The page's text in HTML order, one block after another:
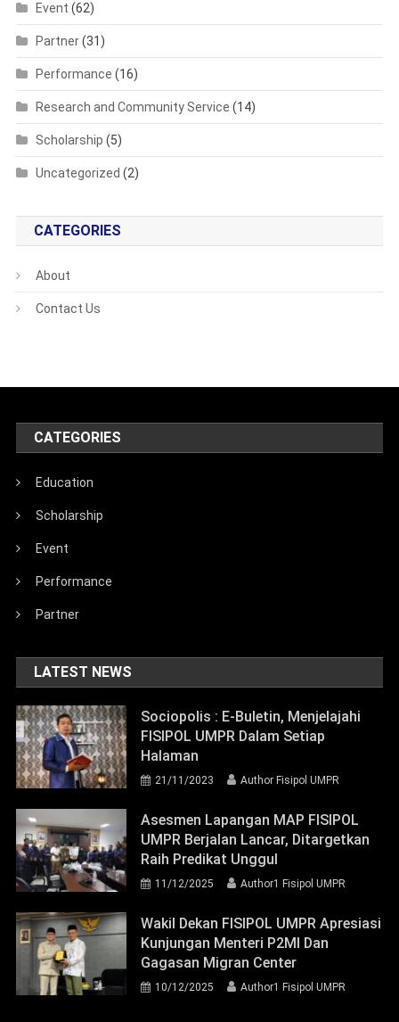
Event (62)
Partner(31)
Performance (16)
Research and Community Service (14)
Scholarship (5)
Uncategorized (2)
CATEGORIES
About
Contact Us
CATEGORIES
Education
Scholarship
Event
Performance
Partner
LATEST NEWS
Sociopolis : E-Buletin, Menjelajahi
FISIPOL UMPR Dalam Setiap
Halaman
21/11/2023 Author Fisipol UMPR
Asesmen Lapangan MAP FISIPOL
UMPR Berjalan Lancar, Ditargetkan
Raih Predikat Unggul
11/12/2025 Author1 Fisipol UMPR
Wakil Dekan FISIPOL UMPR Apresiasi
Kunjungan Menteri P2MI Dan
Gagasan Migran Center
10/12/2025 Author1 Fisipol UMPR